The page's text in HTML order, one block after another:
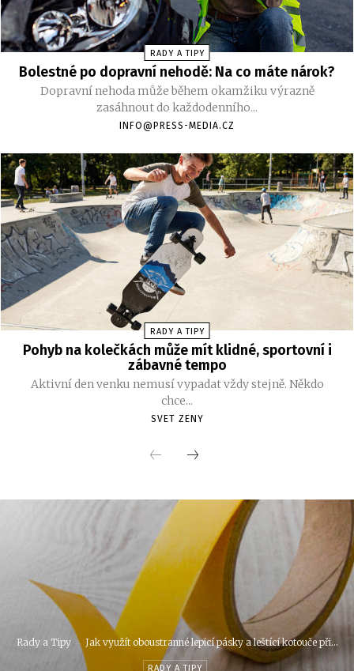
RADY A TIPY
Bolestné po dopravní nehodě: Na co máte nárok?
Dopravní nehoda může během okamžiku výrazně
zasáhnout do každodenního...
INFO@PRESS-MEDIA.CZ
RADY A TIPY
Pohyb na kolečkách může mít klidné, sportovní i
zábavné tempo
Aktivní den venku nemusí vypadat vždy stejně. Někdo
chce...
SVET ZENY